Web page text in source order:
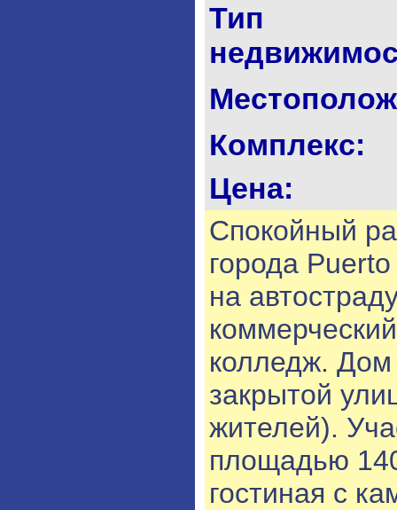
Тип
Комплекс:
Цена:
Спокойный
города
на
колледж. Дом
закрытой
жителей).
площадью
гостиная с